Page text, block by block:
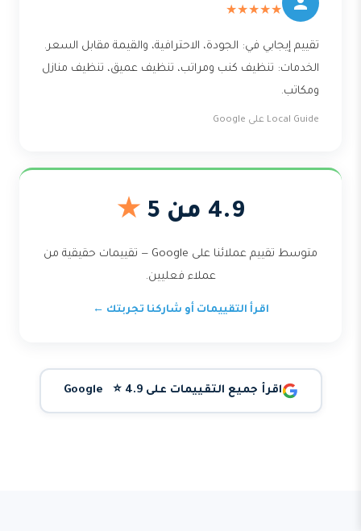
★★★★★
تقييم إيجابي في: الجودة، الاحترافية، والقيمة مقابل السعر.
الخدمات: تنظيف كنب ومراتب، تنظيف عميق، تنظيف منازل
ومكاتب.
Local Guide على Google
4.9 من 5 ★
متوسط تقييم عملائنا على Google — تقييمات حقيقية من
عملاء فعليين.
اقرأ التقييمات أو شاركنا تجربتك ←
اقرأ جميع التقييمات على Google ⭐ 4.9